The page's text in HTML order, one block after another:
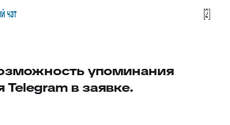
упоминания
Telegram в заявке.